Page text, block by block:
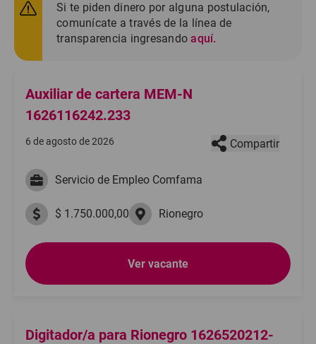
Si te piden dinero por alguna postulación,
comunícate a través de la línea de
transparencia ingresandoaquí.
Auxiliar de cartera MEM-N
1626116242.233
6 de agosto de 2026 Compartir
Servicio de Empleo Comfama
$ 1.750.000,00 Rionegro
Ver vacante
Digitador/a para Rionegro 1626520212-